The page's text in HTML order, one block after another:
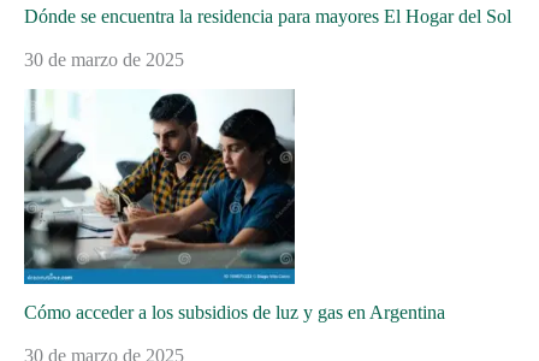
Dónde se encuentra la residencia para mayores El Hogar del Sol
30 de marzo de 2025
Cómo acceder a los subsidios de luz y gas en Argentina
30 de marzo de 2025